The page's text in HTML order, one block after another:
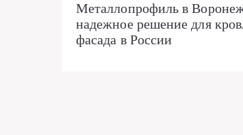
Металлопрофиль в
надежное решение для
фасада в России